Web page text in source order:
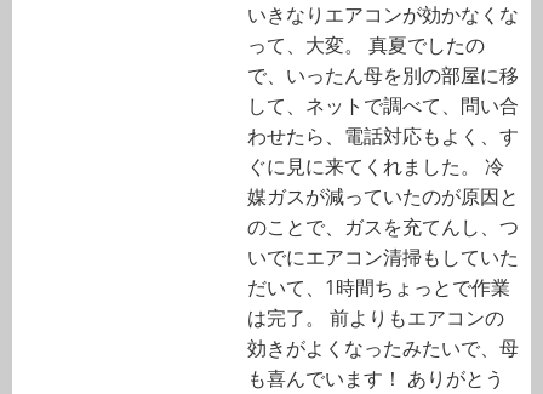
いきなりエアコンが効かなくな
って、大変。 真夏でしたの
で、いったん母を別の部屋に移
して、ネットで調べて、問い合
わせたら、電話対応もよく、す
ぐに見に来てくれました。 冷
媒ガスが減っていたのが原因と
のことで、ガスを充てんし、つ
いでにエアコン清掃もしていた
だいて、1時間ちょっとで作業
は完了。 前よりもエアコンの
効きがよくなったみたいで、母
も喜んでいます！ ありがとう